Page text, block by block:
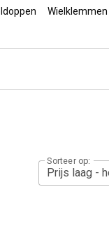
Wielklemmen
Sorteer op: